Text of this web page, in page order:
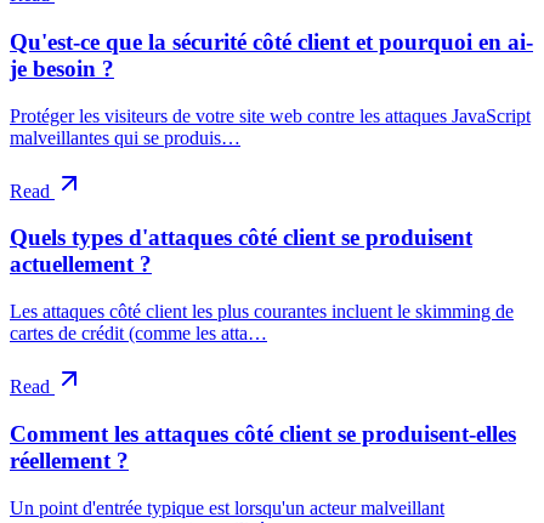
Qu'est-ce que la sécurité côté client et pourquoi en ai-
je besoin ?
Protéger les visiteurs de votre site web contre les attaques JavaScript
malveillantes qui se produis…
Read
Quels types d'attaques côté client se produisent
actuellement ?
Les attaques côté client les plus courantes incluent le skimming de
cartes de crédit (comme les atta…
Read
Comment les attaques côté client se produisent-elles
réellement ?
Un point d'entrée typique est lorsqu'un acteur malveillant